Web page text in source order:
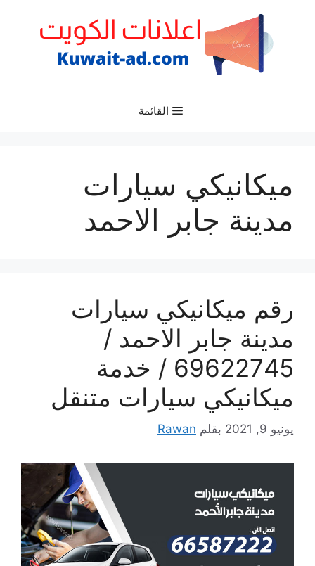
القائمة
ميكانيكي سيارات
مدينة جابر الاحمد
رقم ميكانيكي سيارات
مدينة جابر الاحمد /
69622745 / خدمة
ميكانيكي سيارات متنقل
يونيو 9, 2021 بقلم Rawan